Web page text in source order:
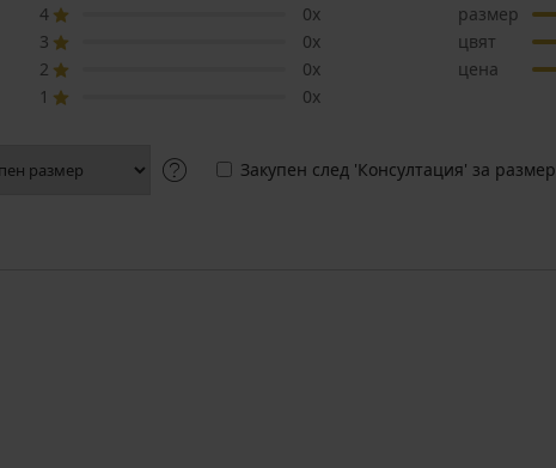
4
0x
3
0x
2
0x
1
0x
размер
цвят
цена
Закупен след 'Консултация' за размер